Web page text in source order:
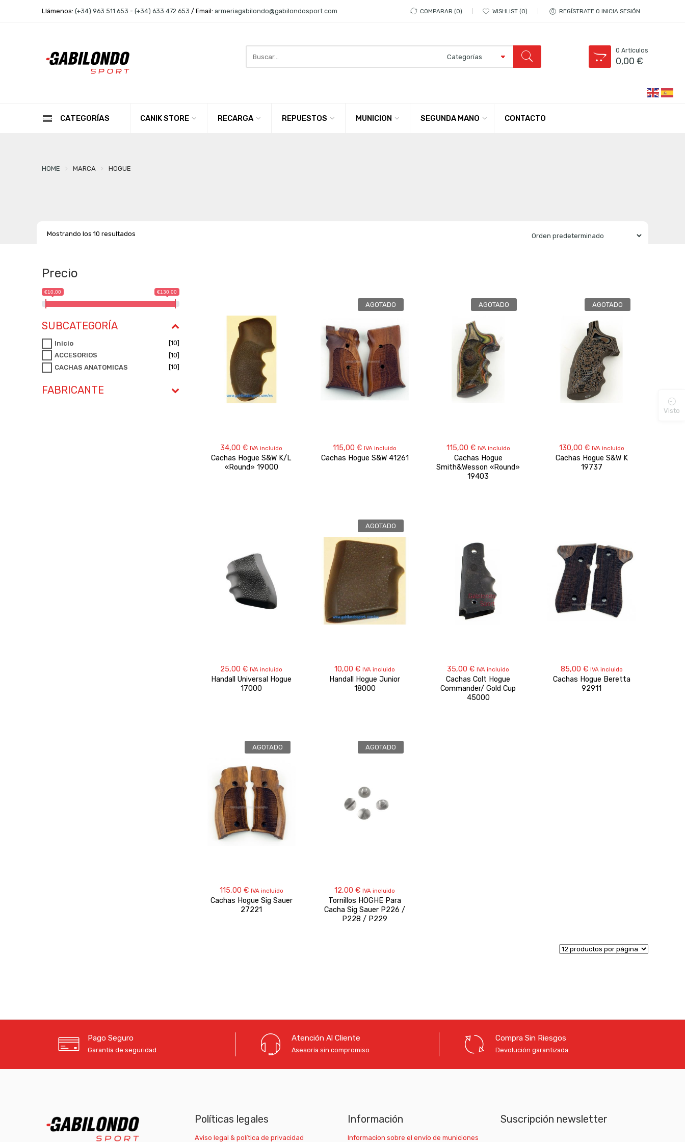
Llámenos: (+34) 963 511 653 - (+34) 633 472 653 / Email: armeriagabilondo@gabilondosport.com COMPARAR 0 WISHLIST 0 REGÍSTRATE O INICIA SESIÓN
here
0 Artículos
0,00€
CATEGORÍAS CANIK STORE RECARGA REPUESTOS MUNICION SEGUNDA MANO CONTACTO
HOME MARCA HOGUE
Mostrando los 10 resultados
34,00€ IVA incluido
Cachas Hogue S&W K/L
«Round» 19000
AGOTADO
115,00€ IVA incluido
Cachas Hogue S&W 41261
AGOTADO
115,00 € IVA incluido
Cachas Hogue
Smith&Wesson «Round»
19403
AGOTADO
130,00 € IVA incluido
Cachas Hogue S&W K
19737
25,00€ IVA incluido
Handall Universal Hogue
17000
AGOTADO
10,00€ IVA incluido
Handall Hogue Junior
18000
35,00€ IVA incluido
Cachas Colt Hogue
Commander/ Gold Cup
45000
85,00 € IVA incluido
Cachas Hogue Beretta
92911
AGOTADO
115,00 € IVA incluido
Cachas Hogue Sig Sauer
27221
AGOTADO
12,00€ IVA incluido
Tornillos HOGHE Para
Cacha Sig Sauer P226 /
P228 / P229
Precio
€10,00 €130,00
SUBCATEGORÍA
Inicio
[10]
ACCESORIOS
[10]
CACHAS ANATOMICAS
[10]
FABRICANTE
Pago Seguro
Garantía de seguridad
Atención Al Cliente
Asesoría sin compromiso
Compra Sin Riesgos
Devolución garantizada
Políticas legales
Aviso legal & política de privacidad
Información
Informacion sobre el envío de municiones
Suscripción newsletter
Visto